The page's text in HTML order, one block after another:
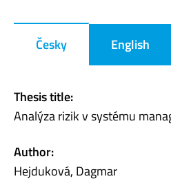
Česky English
Thesis title:
Analýza rizik v systému
Author:
Hejduková, Dagmar